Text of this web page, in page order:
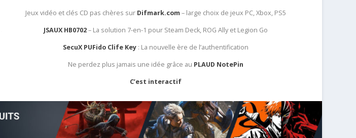
Jeux vidéo et clés CD pas chères sur Difmark.com – large choix de jeux PC, Xbox, PS5
JSAUX HB0702– La solution 7-en-1 pour Steam Deck, ROG Ally et Legion Go
SecuX PUFido Clife Key : La nouvelle ère de l’authentification
Ne perdez plus jamais une idée grâce au PLAUD NotePin
C’est interactif